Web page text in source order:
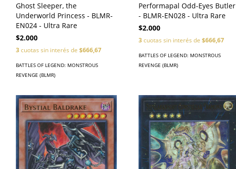
Ghost Sleeper, the
Underworld Princess - BLMR-
EN024 - Ultra Rare
$2.000
3cuotas sin interés de $666,67
BATTLES OF LEGEND: MONSTROUS
REVENGE (BLMR)
Performapal Odd-Eyes Butler
- BLMR-EN028 - Ultra Rare
$2.000
3cuotas sin interés de$666,67
BATTLES OF LEGEND: MONSTROUS
REVENGE (BLMR)